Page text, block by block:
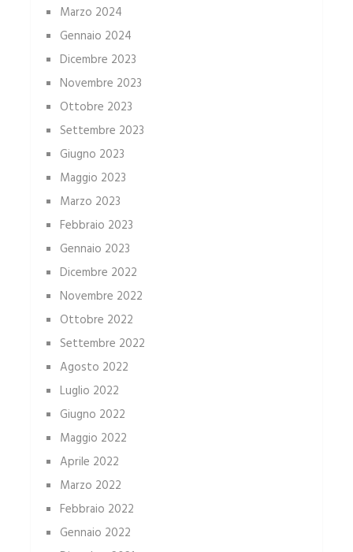
Marzo 2024
Gennaio 2024
Dicembre 2023
Novembre 2023
Ottobre 2023
Settembre 2023
Giugno 2023
Maggio 2023
Marzo 2023
Febbraio 2023
Gennaio 2023
Dicembre 2022
Novembre 2022
Ottobre 2022
Settembre 2022
Agosto 2022
Luglio 2022
Giugno 2022
Maggio 2022
Aprile 2022
Marzo 2022
Febbraio 2022
Gennaio 2022